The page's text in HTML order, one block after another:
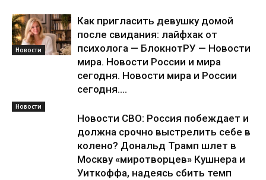
Новости
Как пригласить девушку домой
после свидания: лайфхак от
психолога — БлокнотРУ — Новости
мира. Новости России и мира
сегодня. Новости мира и России
сегодня....
Новости
Новости СВО: Россия побеждает и
должна срочно выстрелить себе в
колено? Дональд Трамп шлет в
Москву «миротворцев» Кушнера и
Уиткоффа, надеясь сбить темп